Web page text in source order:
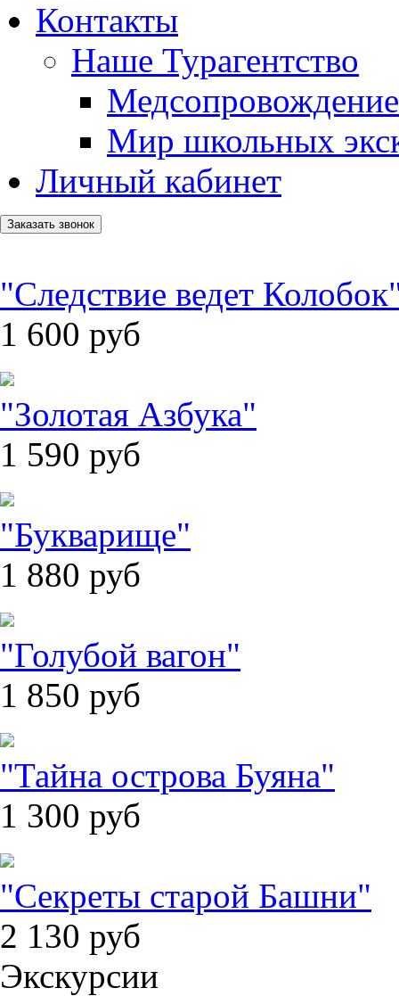
Контакты
Наше Турагентство
Медсопровождение
Мир школьных
Личный кабинет
Заказать звонок
"Следствие ведет
1 600 руб
"Золотая Азбука"
1 590 руб
"Букварище"
1 880 руб
"Голубой вагон"
1 850 руб
"Тайна острова Буяна"
1 300 руб
"Секреты старой Башни"
2 130 руб
Экскурсии